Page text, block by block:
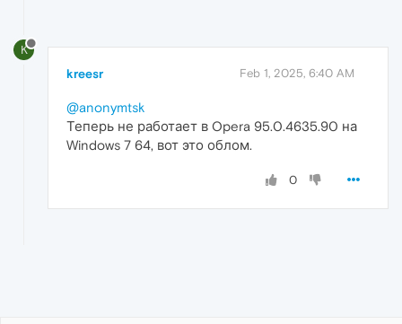
K
kreesr Feb 1, 2025, 6:40 AM
@anonymtsk
Теперь не работает в Opera 95.0.4635.90 на
Windows 7 64, вот это облом.
0